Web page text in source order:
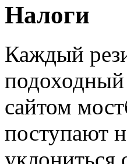
Налоги
Каждый
подоходный
сайтом
поступают
уклониться